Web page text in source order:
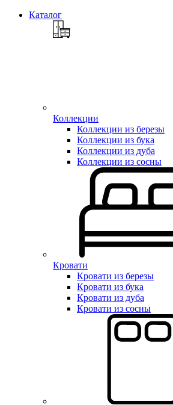
Каталог
Коллекции
Коллекции из березы
Коллекции из бука
Коллекции из дуба
Коллекции из сосны
Кровати
Кровати из березы
Кровати из бука
Кровати из дуба
Кровати из сосны